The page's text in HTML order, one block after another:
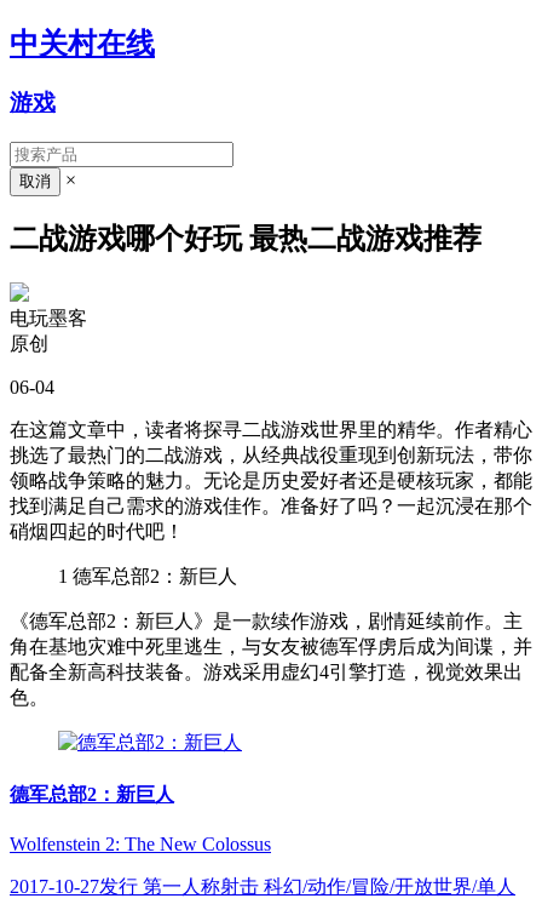
中关村在线
游戏
×
二战游戏哪个好玩 最热二战游戏推荐
电玩墨客
原创
06-04
在这篇文章中，读者将探寻二战游戏世界里的精华。作者精心
挑选了最热门的二战游戏，从经典战役重现到创新玩法，带你
领略战争策略的魅力。无论是历史爱好者还是硬核玩家，都能
找到满足自己需求的游戏佳作。准备好了吗？一起沉浸在那个
硝烟四起的时代吧！
1 德军总部2：新巨人
《德军总部2：新巨人》是一款续作游戏，剧情延续前作。主
角在基地灾难中死里逃生，与女友被德军俘虏后成为间谍，并
配备全新高科技装备。游戏采用虚幻4引擎打造，视觉效果出
色。
德军总部2：新巨人
Wolfenstein 2: The New Colossus
2017-10-27发行 第一人称射击 科幻/动作/冒险/开放世界/单人